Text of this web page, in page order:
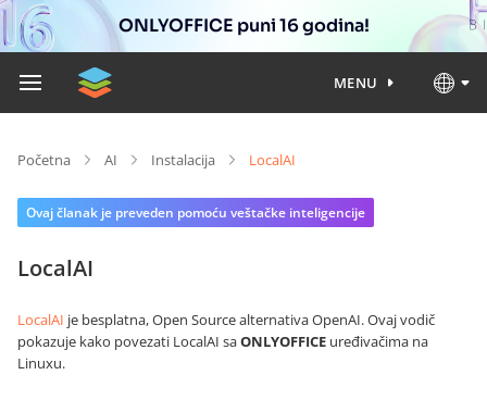
ONLYOFFICE puni 16 godina!
MENU
Početna AI Instalacija LocalAI
Ovaj članak je preveden pomoću veštačke inteligencije
LocalAI
LocalAI je besplatna, Open Source alternativa OpenAI. Ovaj vodič
pokazuje kako povezati LocalAI saONLYOFFICE uređivačima na
Linuxu.